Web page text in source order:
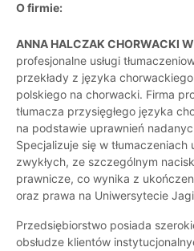
O firmie:
ANNA HALCZAK CHORWACKI
profesjonalne usługi
przekłady z języka
polskiego na chorwacki. Firma
tłumacza przysięgłego języka
na podstawie uprawnień
Specjalizuje się w
zwykłych, ze szczególnym
prawnicze, co wynika z
oraz prawa na Uniwersytecie
Przedsiębiorstwo posiada
obsłudze klientów